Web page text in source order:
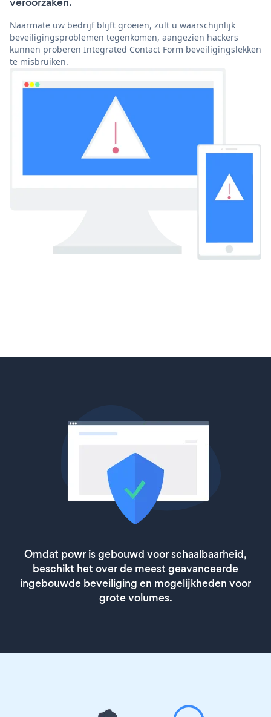
Naarmate uw bedrijf blijft groeien, zult u waarschijnlijk
beveiligingsproblemen tegenkomen, aangezien hackers
kunnen proberen Integrated Contact Form beveiligingslekken
te misbruiken.
Omdat powr is gebouwd voor schaalbaarheid,
beschikt het over de meest geavanceerde
ingebouwde beveiliging en mogelijkheden voor
grote volumes.